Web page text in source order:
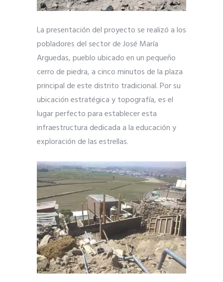
La presentación del proyecto se realizó a los
pobladores del sector de José María
Arguedas, pueblo ubicado en un pequeño
cerro de piedra, a cinco minutos de la plaza
principal de este distrito tradicional. Por su
ubicación estratégica y topografía, es el
lugar perfecto para establecer esta
infraestructura dedicada a la educación y
exploración de las estrellas.